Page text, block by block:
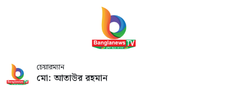
চেয়ারম্যান
মো: আতাউর রহমান